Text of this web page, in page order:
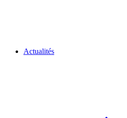
Actualités